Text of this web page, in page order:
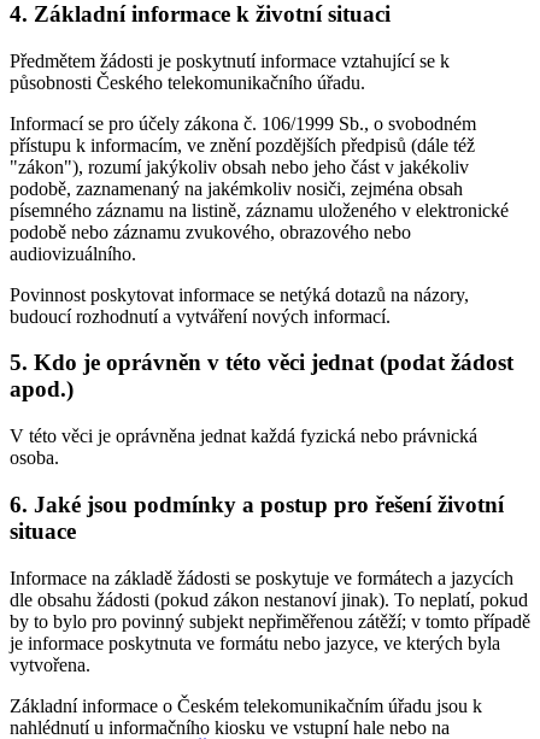
4. Základní informace k životní situaci
Předmětem žádosti je poskytnutí informace vztahující se k
působnosti Českého telekomunikačního úřadu.
Informací se pro účely zákona č. 106/1999 Sb., o svobodném
přístupu k informacím, ve znění pozdějších předpisů (dále též
"zákon"), rozumí jakýkoliv obsah nebo jeho část v jakékoliv
podobě, zaznamenaný na jakémkoliv nosiči, zejména obsah
písemného záznamu na listině, záznamu uloženého v elektronické
podobě nebo záznamu zvukového, obrazového nebo
audiovizuálního.
Povinnost poskytovat informace se netýká dotazů na názory,
budoucí rozhodnutí a vytváření nových informací.
5. Kdo je oprávněn v této věci jednat (podat žádost
apod.)
V této věci je oprávněna jednat každá fyzická nebo právnická
osoba.
6. Jaké jsou podmínky a postup pro řešení životní
situace
Informace na základě žádosti se poskytuje ve formátech a jazycích
dle obsahu žádosti (pokud zákon nestanoví jinak). To neplatí, pokud
by to bylo pro povinný subjekt nepřiměřenou zátěží; v tomto případě
je informace poskytnuta ve formátu nebo jazyce, ve kterých byla
vytvořena.
Základní informace o Českém telekomunikačním úřadu jsou k
nahlédnutí u informačního kiosku ve vstupní hale nebo na